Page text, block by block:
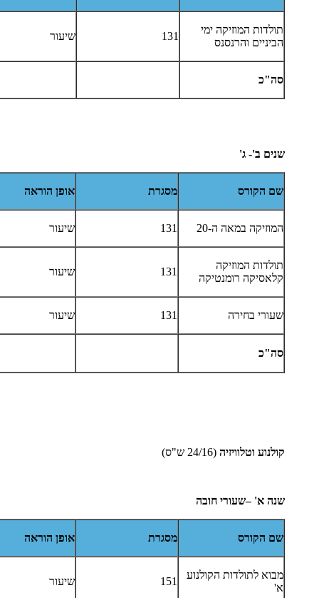
תולדות המוזיקה ימי
הביניים והרנסנס
131 שיעור
סה"כ
שנים ב'- ג'
שם הקורס מסגרת אופן הוראה
המוזיקה במאה ה-20 131 שיעור
תולדות המוזיקה
קלאסיקה רומנטיקה
131 שיעור
שעורי בחירה 131 שיעור
סה"כ
קולנוע וטלוויזיה (24/16 ש"ס)
שנה א' –שעורי חובה
שם הקורס מסגרת אופן הוראה
מבוא לתולדות הקולנוע
א'
151 שיעור